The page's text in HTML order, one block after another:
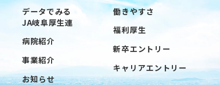
データでみる
JA岐阜厚生連
病院紹介
事業紹介
お知らせ
働きやすさ
福利厚生
新卒エントリー
キャリアエントリー